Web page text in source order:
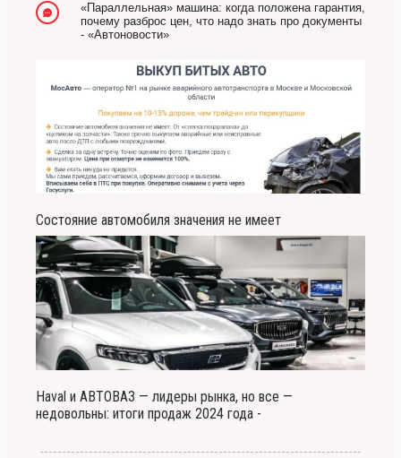
«Параллельная» машина: когда положена гарантия,
почему разброс цен, что надо знать про документы
- «Автоновости»
Состояние автомобиля значения не имеет
Haval и АВТОВАЗ — лидеры рынка, но все —
недовольны: итоги продаж 2024 года -